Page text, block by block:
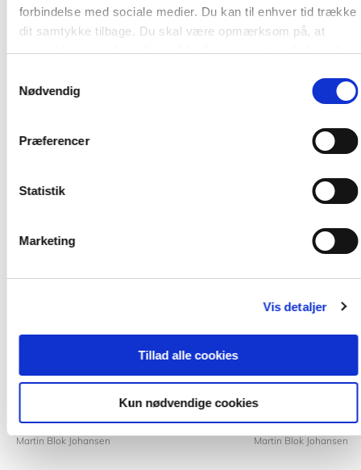
forbindelse med sociale medier. Du kan til enhver tid trække
dit samtykke tilbage. Du skal være opmærksom på, at
vores hjemmeside muligvis ikke fungerer optimalt, hvis du
Nødvendig
Præferencer
Statistik
Marketing
Vis detaljer
Tillad alle cookies
Kun nødvendige cookies
Af samme forfatter
Litteratur og dannelse
Martin Blok Johansen
Æstetik og
Martin Blok Johansen